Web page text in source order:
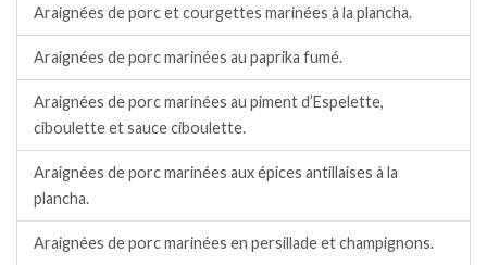
Araignées de porc et courgettes marinées à la plancha.
Araignées de porc marinées au paprika fumé.
Araignées de porc marinées au piment d’Espelette,
ciboulette et sauce ciboulette.
Araignées de porc marinées aux épices antillaises à la
plancha.
Araignées de porc marinées en persillade et champignons.